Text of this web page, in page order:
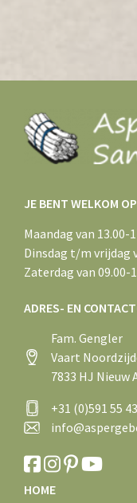
JE BENT WELKOM OP
Maandag van 13.00-
Dinsdag t/m vrijdag
Zaterdag van 09.00-
ADRES- EN
Fam. Gengler
Vaart
7833 HJ Nieuw
+31 (0)591 55
HOME